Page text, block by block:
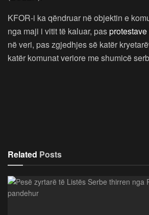
KFOR-i ka qëndruar në objektin e
nga maji i vitit të kaluar, pasprotestave
në veri, pas zgjedhjes së katër
katër komunat veriore me shumicë
Related Posts